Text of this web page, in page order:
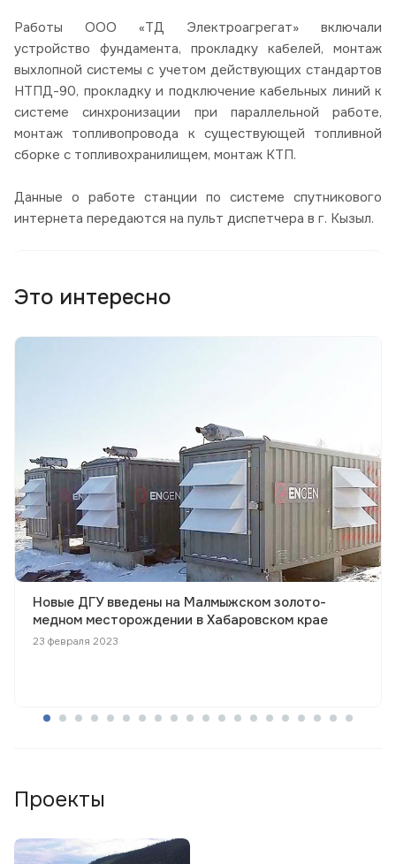
Работы ООО «ТД Электроагрегат» включали
устройство фундамента, прокладку кабелей, монтаж
выхлопной системы с учетом действующих стандартов
НТПД-90, прокладку и подключение кабельных линий к
системе синхронизации при параллельной работе,
монтаж топливопровода к существующей топливной
сборке с топливохранилищем, монтаж КТП.
Данные о работе станции по системе спутникового
интернета передаются на пульт диспетчера в г. Кызыл.
Это интересно
Новые ДГУ введены на Малмыжском золото-
медном месторождении в Хабаровском крае
23 февраля 2023
Проекты